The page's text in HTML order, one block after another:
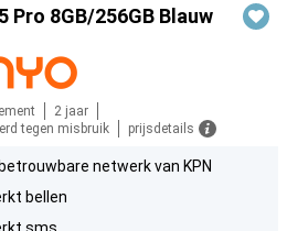
Pro 8GB/256GB Blauw
2 jaar
tegen misbruik
prijsdetails
netwerk van KPN
bellen